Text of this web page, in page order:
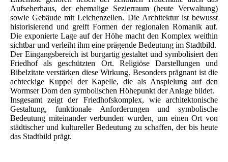
Aufseherhaus, der ehemalige Sezierraum (heute Verwaltung)
sowie Gebäude mit Leichenzellen. Die Architektur ist bewusst
historisierend und greift Formen der regionalen Romanik auf.
Die exponierte Lage auf der Höhe macht den Komplex weithin
sichtbar und verleiht ihm eine prägende Bedeutung im Stadtbild.
Der Eingangsbereich ist burgartig gestaltet und symbolisiert den
Friedhof als geschützten Ort. Religiöse Darstellungen und
Bibelzitate verstärken diese Wirkung. Besonders prägnant ist die
achteckige Kuppel der Kapelle, die als Anspielung auf den
Wormser Dom den symbolischen Höhepunkt der Anlage bildet.
Insgesamt zeigt der Friedhofskomplex, wie architektonische
Gestaltung, funktionale Anforderungen und symbolische
Bedeutung miteinander verbunden wurden, um einen Ort von
städtischer und kultureller Bedeutung zu schaffen, der bis heute
das Stadtbild prägt.